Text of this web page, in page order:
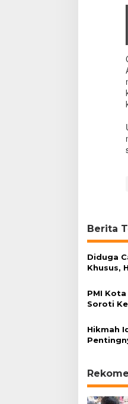
Berita
Diduga
Khusus,
PMI
Soroti
Hikmah